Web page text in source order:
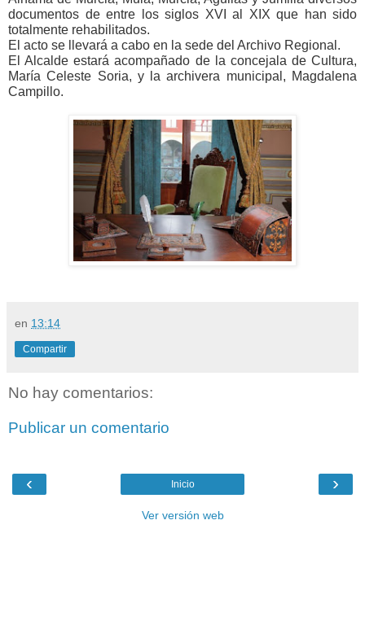
documentos de entre los siglos XVI al XIX que han sido
totalmente rehabilitados.
El acto se llevará a cabo en la sede del Archivo Regional.
El Alcalde estará acompañado de la concejala de Cultura,
María Celeste Soria, y la archivera municipal, Magdalena
Campillo.
en 13:14
Compartir
No hay comentarios:
Publicar un comentario
‹ ›
Inicio
Ver versión web